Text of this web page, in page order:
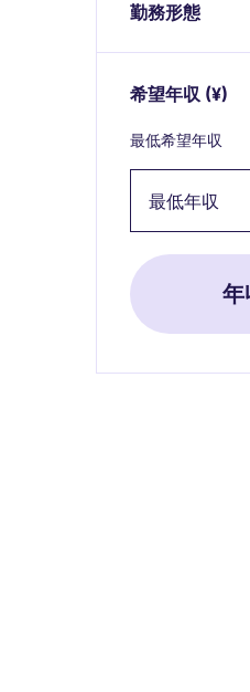
勤務形態
希望年収 (¥)
最低希望年収